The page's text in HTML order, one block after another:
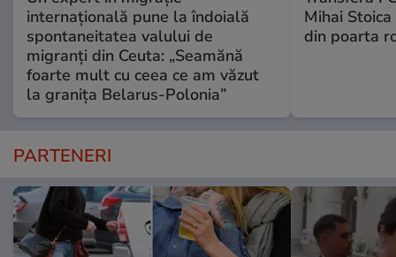
internațională pune la îndoială
spontaneitatea valului de
migranți din Ceuta: „Seamănă
foarte mult cu ceea ce am văzut
la granița Belarus-Polonia”
Mihai
din poarta
PARTENERI